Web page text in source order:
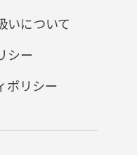
いについて
シー
ポリシー